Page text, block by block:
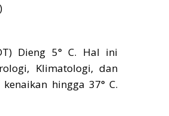
Dieng 5° C. Hal ini
Klimatologi, dan
hingga 37° C.